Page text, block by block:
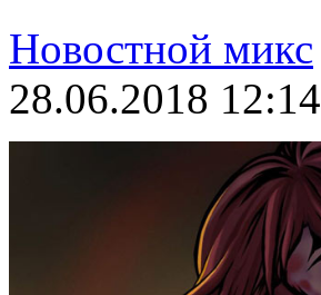
Новостной микс
28.06.2018 12:14